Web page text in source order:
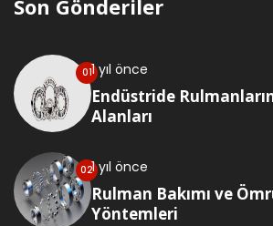
Son Gönderiler
1 yıl önce
Endüstride
Alanları
1 yıl önce
Rulman Bakımı ve
Yöntemleri